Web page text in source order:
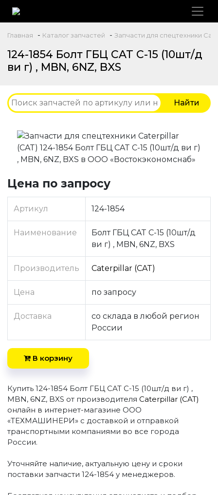
Главная - Каталог запчастей - Запчасти для спецтехники
124-1854 Болт ГБЦ CAT C-15 (10шт/д
ви г) , MBN, 6NZ, BXS
Цена по запросу
Артикул 124-1854
Наименование
Болт ГБЦ CAT C-15 (10шт/д
ви г) , MBN, 6NZ, BXS
Производитель Caterpillar (CAT)
Цена по запросу
Доставка
со склада в любой регион
России
В корзину
Купить 124-1854 Болт ГБЦ CAT C-15 (10шт/д ви г) ,
MBN, 6NZ, BXS от производителя Caterpillar (CAT)
онлайн в интернет-магазине ООО
«ТЕХМАШИНЕРИ» с доставкой и отправкой
транспортными компаниями во все города
России.
Уточняйте наличие, актуальную цену и сроки
поставки запчасти 124-1854 у менеджеров.